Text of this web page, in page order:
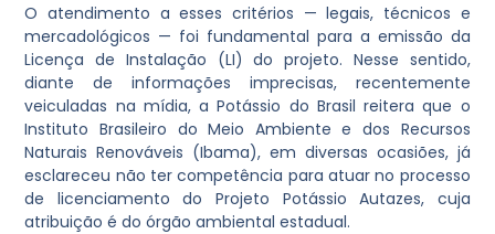
O atendimento a esses critérios — legais, técnicos e
mercadológicos — foi fundamental para a emissão da
Licença de Instalação (LI) do projeto. Nesse sentido,
diante de informações imprecisas, recentemente
veiculadas na mídia, a Potássio do Brasil reitera que o
Instituto Brasileiro do Meio Ambiente e dos Recursos
Naturais Renováveis (Ibama), em diversas ocasiões, já
esclareceu não ter competência para atuar no processo
de licenciamento do Projeto Potássio Autazes, cuja
atribuição é do órgão ambiental estadual.